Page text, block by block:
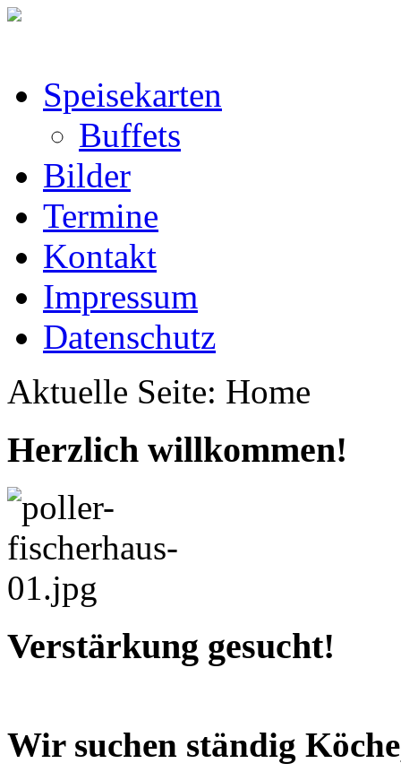
Speisekarten
Buffets
Bilder
Termine
Kontakt
Impressum
Datenschutz
Aktuelle Seite: Home
Herzlich willkommen!
Verstärkung gesucht!
Wir suchen ständig